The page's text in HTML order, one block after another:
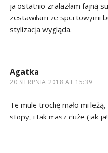
ja ostatnio znalazłam fajną
zestawiłam ze sportowymi
stylizacja wygląda.
Agatka
20 SIERPNIA 2018 AT 15:39
Te mule trochę mało mi
stopy, i tak masz duże (jak